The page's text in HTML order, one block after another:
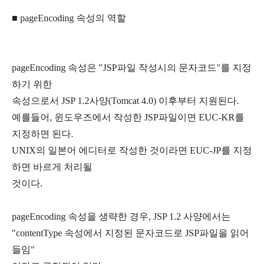
■ pageEncoding 속성의 역할
pageEncoding 속성은 "JSP파일 작성시의 문자코드"를 지정
하기 위한
속성으로서 JSP 1.2사양(Tomcat 4.0) 이후부터 지원된다.
예를들어, 윈도우즈에서 작성한 JSP파일이면 EUC-KR를
지정하면 된다.
UNIX의 일본어 에디터로 작성한 것이라면 EUC-JP를 지정
하면 바르게 처리될
것이다.
pageEncoding 속성을 생략한 경우, JSP 1.2 사양에서는
"contentType 속성에서 지정된 문자코드로 JSP파일을 읽어
들임"